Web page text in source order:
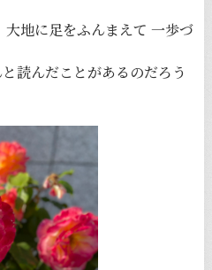
大地に足をふんまえて 一歩づ
読んだことがあるのだろう